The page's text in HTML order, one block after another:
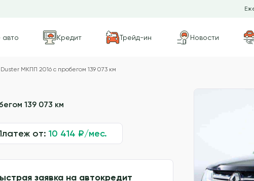
авто Кредит Трейд-ин Новости
МКПП 2016 с пробегом 139 073 км
139 073 км
от: 10 414 ₽/мес.
заявка на автокредит